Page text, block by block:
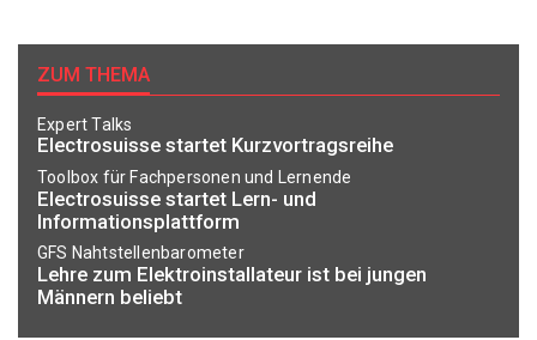
ZUM THEMA
Expert Talks
Electrosuisse startet Kurzvortragsreihe
Toolbox für Fachpersonen und Lernende
Electrosuisse startet Lern- und
Informationsplattform
GFS Nahtstellenbarometer
Lehre zum Elektroinstallateur ist bei jungen
Männern beliebt